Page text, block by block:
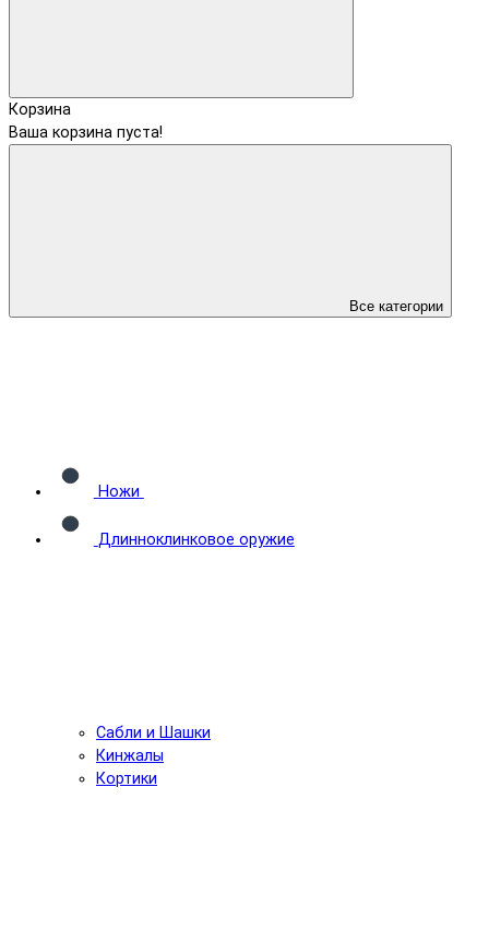
Корзина
Ваша корзина пуста!
Все категории
Ножи
Длинноклинковое оружие
Сабли и Шашки
Кинжалы
Кортики